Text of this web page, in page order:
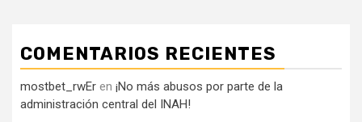
COMENTARIOS RECIENTES
mostbet_rwEr en ¡No más abusos por parte de la
administración central del INAH!